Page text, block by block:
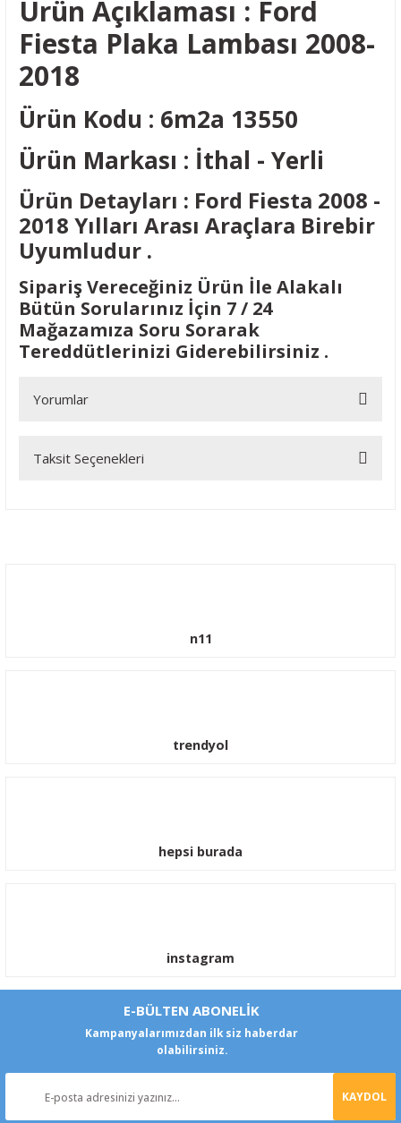
Ürün Açıklaması : Ford
Fiesta Plaka Lambası 2008-
2018
Ürün Kodu : 6m2a 13550
Ürün Markası : İthal - Yerli
Ürün Detayları : Ford Fiesta 2008 -
2018 Yılları Arası Araçlara Birebir
Uyumludur .
Sipariş Vereceğiniz Ürün İle Alakalı
Bütün Sorularınız İçin 7 / 24
Mağazamıza Soru Sorarak
Tereddütlerinizi Giderebilirsiniz .
Yorumlar
Bu ürüne ilk yorumu siz yapın!
Taksit Seçenekleri
n11
trendyol
hepsi burada
instagram
E-BÜLTEN ABONELİK
Kampanyalarımızdan ilk siz haberdar
olabilirsiniz.
KAYDOL